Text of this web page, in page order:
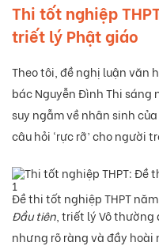
Thi tốt nghiệp
triết lý Phật giáo
Theo tôi, đề nghị luận văn
bác Nguyễn Đình Thi sáng
suy ngẫm về nhân sinh
câu hỏi ‘rực rỡ’ cho người
Đề thi tốt nghiệp THPT
Đầu tiên , triết lý Vô
nhưng rõ ràng và đầy